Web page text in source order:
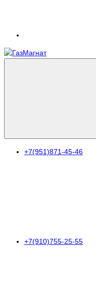
+7(951)871-45-46
+7(910)755-25-55